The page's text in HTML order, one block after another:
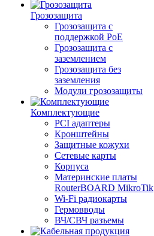
Грозозащита
Грозозащита с
поддержкой PoE
Грозозащита с
заземлением
Грозозащита без
заземления
Модули грозозащиты
Комплектующие
PCI адаптеры
Кронштейны
Защитные кожухи
Сетевые карты
Корпуса
Материнские платы
RouterBOARD MikroTik
Wi-Fi радиокарты
Гермовводы
ВЧ/СВЧ разъемы